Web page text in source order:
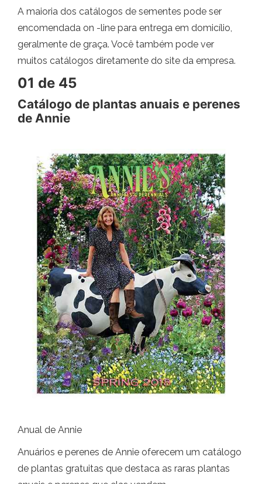
A maioria dos catálogos de sementes pode ser
encomendada on -line para entrega em domicílio,
geralmente de graça. Você também pode ver
muitos catálogos diretamente do site da empresa.
01 de 45
Catálogo de plantas anuais e perenes
de Annie
Anual de Annie
Anuários e perenes de Annie oferecem um catálogo
de plantas gratuitas que destaca as raras plantas